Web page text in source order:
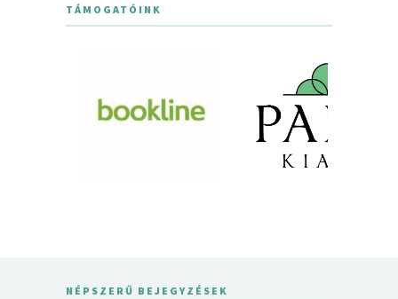
TÁMOGATÓINK
NÉPSZERŰ BEJEGYZÉSEK